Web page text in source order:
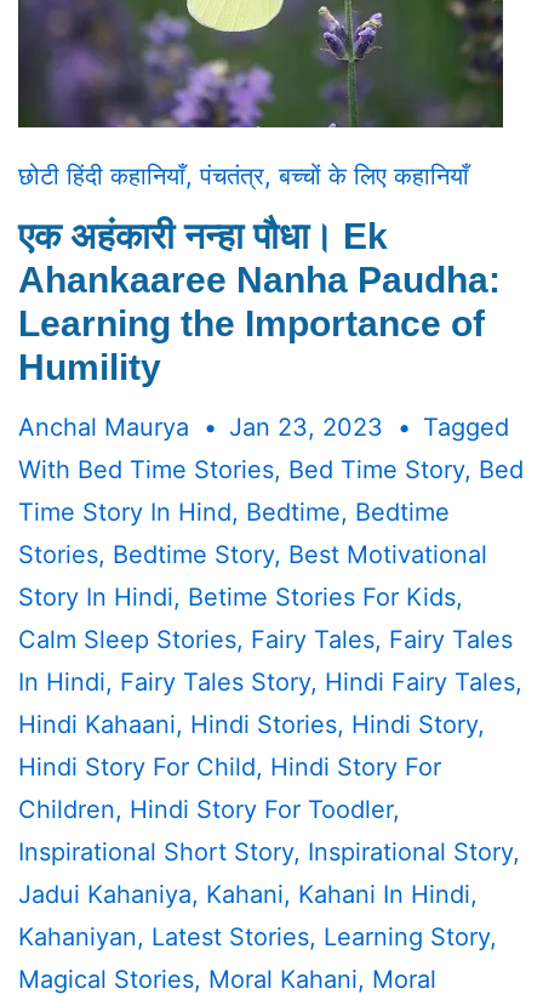
छोटी हिंदी कहानियाँ,पंचतंत्र,बच्चों के लिए कहानियाँ
एक अहंकारी नन्हा पौधा। Ek
Ahankaaree Nanha Paudha:
Learning the Importance of
Humility
Anchal Maurya Jan 23, 2023
Tagged
With Bed Time Stories, Bed Time Story, Bed
Time Story In Hind, Bedtime, Bedtime
Stories, Bedtime Story, Best Motivational
Story In Hindi, Betime Stories For Kids,
Calm Sleep Stories, Fairy Tales, Fairy Tales
In Hindi, Fairy Tales Story, Hindi Fairy Tales,
Hindi Kahaani, Hindi Stories, Hindi Story,
Hindi Story For Child, Hindi Story For
Children, Hindi Story For Toodler,
Inspirational Short Story, Inspirational Story,
Jadui Kahaniya, Kahani, Kahani In Hindi,
Kahaniyan, Latest Stories, Learning Story,
Magical Stories, Moral Kahani, Moral